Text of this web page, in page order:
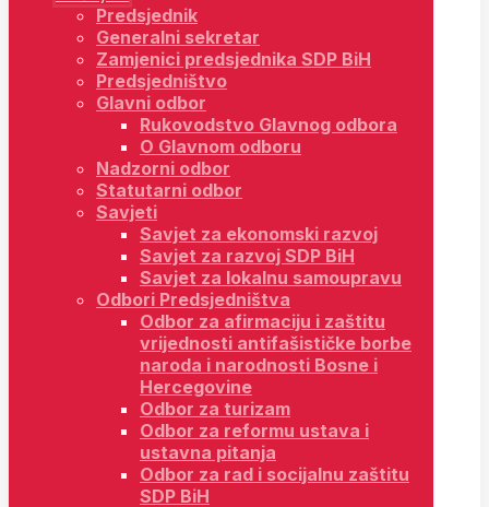
Predsjednik
Generalni sekretar
Zamjenici predsjednika SDP BiH
Predsjedništvo
Glavni odbor
Rukovodstvo Glavnog odbora
O Glavnom odboru
Nadzorni odbor
Statutarni odbor
Savjeti
Savjet za ekonomski razvoj
Savjet za razvoj SDP BiH
Savjet za lokalnu samoupravu
Odbori Predsjedništva
Odbor za afirmaciju i zaštitu
vrijednosti antifašističke borbe
naroda i narodnosti Bosne i
Hercegovine
Odbor za turizam
Odbor za reformu ustava i
ustavna pitanja
Odbor za rad i socijalnu zaštitu
SDP BiH